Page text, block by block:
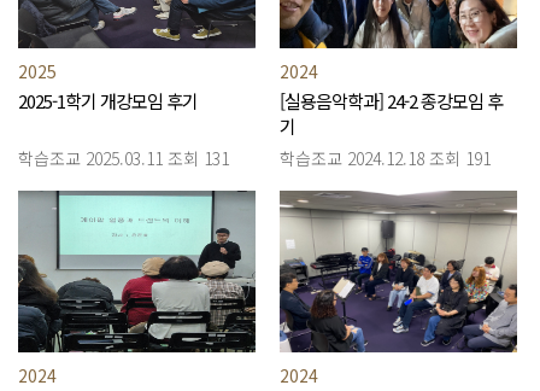
2025
2025-1학기 개강모임 후기
학습조교 2025.03.11 조회 131
2024
[실용음악학과] 24-2 종강모임 후
기
학습조교 2024.12.18 조회 191
2024 2024